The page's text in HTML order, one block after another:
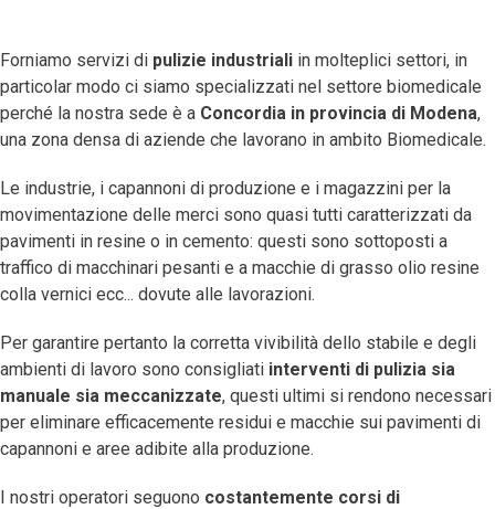
Forniamo servizi di pulizie industriali in molteplici settori, in
particolar modo ci siamo specializzati nel settore biomedicale
perché la nostra sede è a Concordia in provincia di Modena,
una zona densa di aziende che lavorano in ambito Biomedicale.
Le industrie, i capannoni di produzione e i magazzini per la
movimentazione delle merci sono quasi tutti caratterizzati da
pavimenti in resine o in cemento: questi sono sottoposti a
traffico di macchinari pesanti e a macchie di grasso olio resine
colla vernici ecc... dovute alle lavorazioni.
Per garantire pertanto la corretta vivibilità dello stabile e degli
ambienti di lavoro sono consigliati interventi di pulizia sia
manuale sia meccanizzate, questi ultimi si rendono necessari
per eliminare efficacemente residui e macchie sui pavimenti di
capannoni e aree adibite alla produzione.
I nostri operatori seguono costantemente corsi di